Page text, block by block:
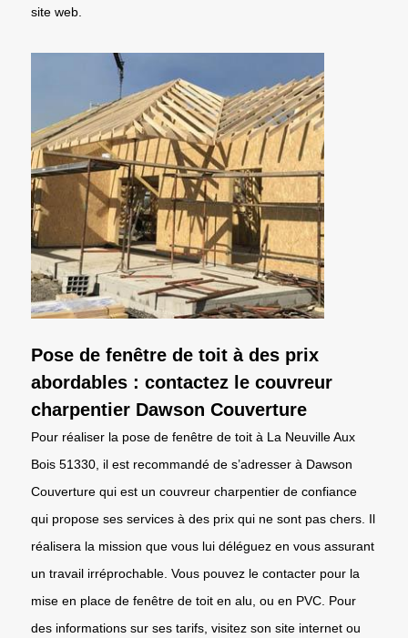
site web.
Pose de fenêtre de toit à des prix
abordables : contactez le couvreur
charpentier Dawson Couverture
Pour réaliser la pose de fenêtre de toit à La Neuville Aux
Bois 51330, il est recommandé de s’adresser à Dawson
Couverture qui est un couvreur charpentier de confiance
qui propose ses services à des prix qui ne sont pas chers. Il
réalisera la mission que vous lui déléguez en vous assurant
un travail irréprochable. Vous pouvez le contacter pour la
mise en place de fenêtre de toit en alu, ou en PVC. Pour
des informations sur ses tarifs, visitez son site internet ou